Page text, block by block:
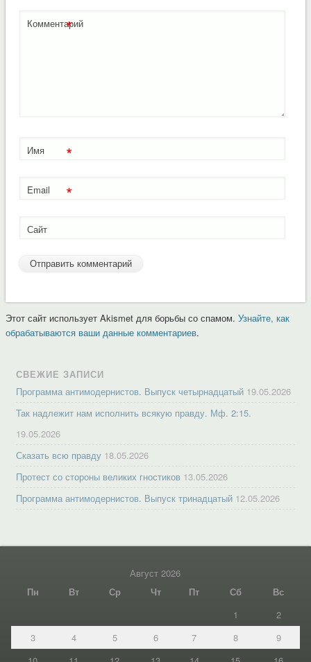
Комментарий
*
Имя *
Email *
Сайт
Этот сайт использует Akismet для борьбы со спамом. Узнайте, как
обрабатываются ваши данные комментариев.
СВЕЖИЕ ЗАПИСИ
Программа антимодернистов. Выпуск четырнадцатый 19.05.2026
Так надлежит нам исполнить всякую правду. Мф. 2:15.
19.05.2026
Сказать всю правду 18.05.2026
Протест со стороны великих гностиков 13.05.2026
Программа антимодернистов. Выпуск тринадцатый 12.05.2026
Август 2026
Пн
Вт Ср Чт Пт Сб
Вс
1
2
3
4 5 6 7 8
9